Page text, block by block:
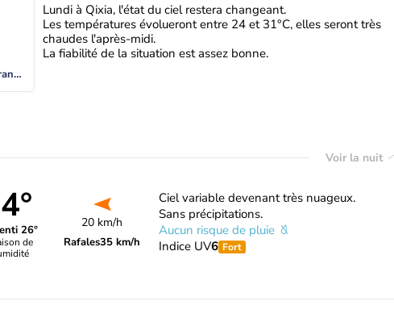
Actualités Météo à l'étranger
Lundi à Qixia, l'état du ciel restera changeant.
Les températures évolueront entre 24 et 31°C, elles seront très
chaudes l'après-midi.
La fiabilité de la situation est assez bonne.
Voir la nuit
26°
de
20 km/h
Rafales35 km/h
Ciel variable devenant très nuageux.
Sans précipitations.
Aucun risque de pluie
Indice UV6 Fort